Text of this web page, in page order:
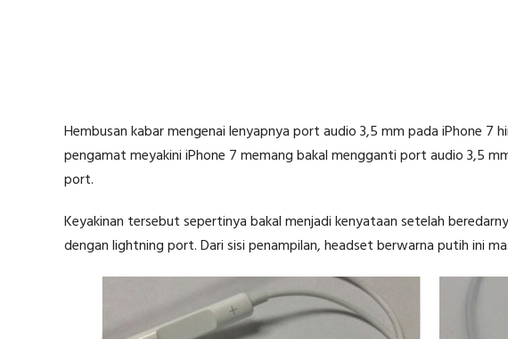
Hembusan kabar mengenai lenyapnya port audio 3,5 mm pada iPhone 7
pengamat meyakini iPhone 7 memang bakal mengganti port audio 3,5
port.
Keyakinan tersebut sepertinya bakal menjadi kenyataan setelah
dengan lightning port. Dari sisi penampilan, headset berwarna putih ini